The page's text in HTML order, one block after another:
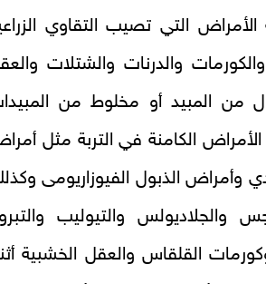
التي تصيب التقاوي
والدرنات والشتلات
من المبيد أو مخلوط من
الأمراض الكامنة في التربة مثل
وأمراض الذبول الفيوزاريومى
والجلاديولس والتيوليب
القلقاس والعقل الخشبية